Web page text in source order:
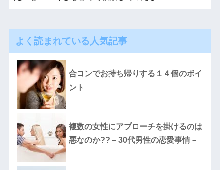
よく読まれている人気記事
合コンでお持ち帰りする１４個のポイ
ント
複数の女性にアプローチを掛けるのは
悪なのか?? – 30代男性の恋愛事情 –